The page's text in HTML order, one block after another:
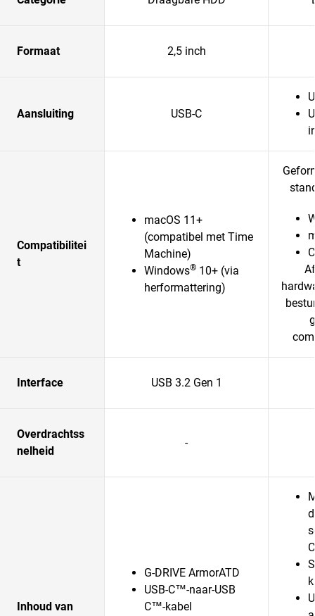
Formaat 2,5 inch
Aansluiting USB-C
Compatibilitei
t
macOS 11+
(compatibel met Time
Machine)
Windows® 10+ (via
herformattering)
Interface USB 3.2 Gen 1
Overdrachtss
nelheid
-
Inhoud van
G-DRIVE ArmorATD
USB-C™-naar-USB
C™-kabel